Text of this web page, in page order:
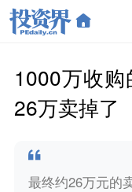
1000万收
26万卖掉了
最终约26万元的